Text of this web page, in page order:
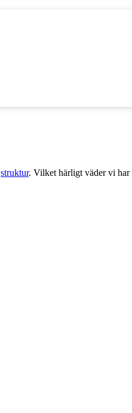
struktur. Vilket härligt väder vi har